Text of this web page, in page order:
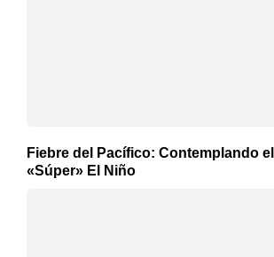
Fiebre del Pacífico: Contemplando
«Súper» El Niño